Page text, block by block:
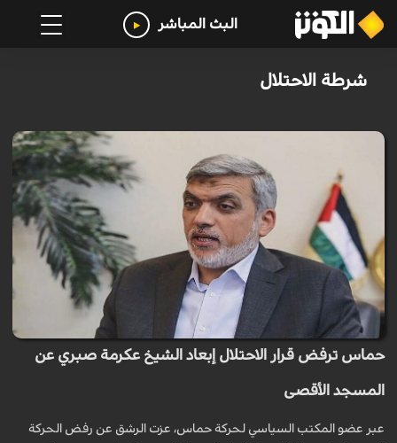
البث المباشر
شرطة الاحتلال
حماس ترفض قرار الاحتلال إبعاد الشيخ عكرمة صبري عن
المسجد الأقصى
عبر عضو المكتب السياسي لحركة حماس، عزت الرشق عن رفض الحركة